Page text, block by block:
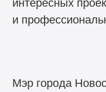
интересных
и
Мэр города